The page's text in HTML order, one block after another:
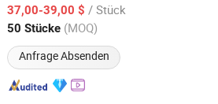
Stuhl
37,00-39,00 $ / Stück
50 Stücke (MOQ)
Anfrage Absenden
Seit 2020